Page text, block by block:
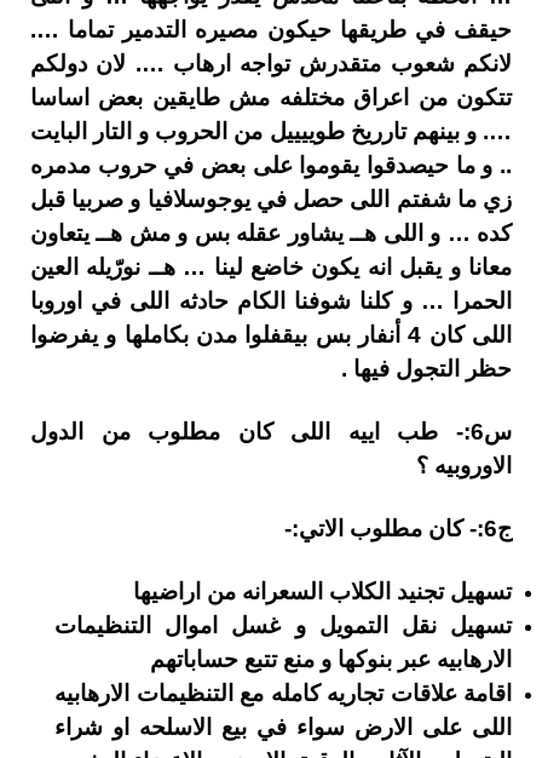
حيقف في طريقها حيكون مصيره التدمير تماما ….
لانكم شعوب متقدرش تواجه ارهاب …. لان دولكم
تتكون من اعراق مختلفه مش طايقين بعض اساسا
…. و بينهم تارريخ طوييييل من الحروب و التار البايت
.. و ما حيصدقوا يقوموا على بعض في حروب مدمره
زي ما شفتم اللى حصل في يوجوسلافيا و صربيا قبل
كده … و اللى هــ يشاور عقله بس و مش هــ يتعاون
معانا و يقبل انه يكون خاضع لينا … هــ نورّيله العين
الحمرا … و كلنا شوفنا الكام حادثه اللى في اوروبا
اللى كان 4 أنفار بس بيقفلوا مدن بكاملها و يفرضوا
حظر التجول فيها .
س6:- طب اييه اللى كان مطلوب من الدول
الاوروبيه ؟
ج6:- كان مطلوب الاتي:-
تسهيل تجنيد الكلاب السعرانه من اراضيها
تسهيل نقل التمويل و غسل اموال التنظيمات
الارهابيه عبر بنوكها و منع تتبع حساباتهم
اقامة علاقات تجاريه كامله مع التنظيمات الارهابيه
اللى على الارض سواء في بيع الاسلحه او شراء